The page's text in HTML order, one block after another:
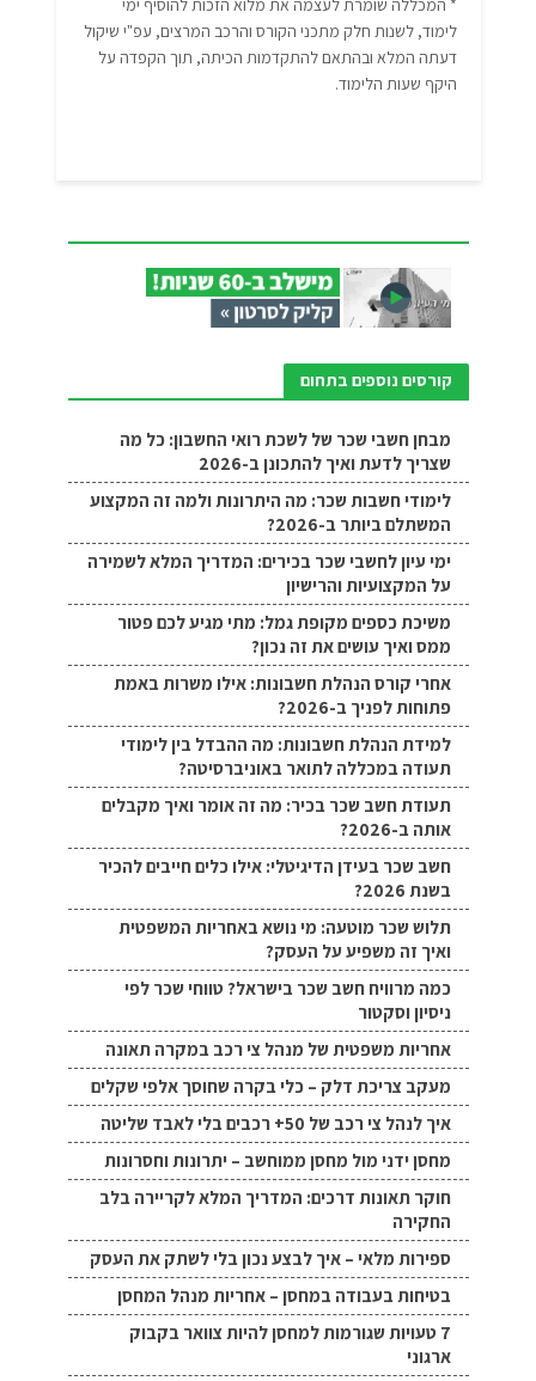
* המכללה שומרת לעצמה את מלוא הזכות להוסיף ימי
לימוד, לשנות חלק מתכני הקורס והרכב המרצים, עפ"י שיקול
דעתה המלא ובהתאם להתקדמות הכיתה, תוך הקפדה על
היקף שעות הלימוד.
קורסים נוספים בתחום
מבחן חשבי שכר של לשכת רואי החשבון: כל מה
שצריך לדעת ואיך להתכונן ב-2026
לימודי חשבות שכר: מה היתרונות ולמה זה המקצוע
המשתלם ביותר ב-2026?
ימי עיון לחשבי שכר בכירים: המדריך המלא לשמירה
על המקצועיות והרישיון
משיכת כספים מקופת גמל: מתי מגיע לכם פטור
ממס ואיך עושים את זה נכון?
אחרי קורס הנהלת חשבונות: אילו משרות באמת
פתוחות לפניך ב-2026?
למידת הנהלת חשבונות: מה ההבדל בין לימודי
תעודה במכללה לתואר באוניברסיטה?
תעודת חשב שכר בכיר: מה זה אומר ואיך מקבלים
אותה ב-2026?
חשב שכר בעידן הדיגיטלי: אילו כלים חייבים להכיר
בשנת 2026?
תלוש שכר מוטעה: מי נושא באחריות המשפטית
ואיך זה משפיע על העסק?
כמה מרוויח חשב שכר בישראל? טווחי שכר לפי
ניסיון וסקטור
אחריות משפטית של מנהל צי רכב במקרה תאונה
מעקב צריכת דלק – כלי בקרה שחוסך אלפי שקלים
איך לנהל צי רכב של 50+ רכבים בלי לאבד שליטה
מחסן ידני מול מחסן ממוחשב – יתרונות וחסרונות
חוקר תאונות דרכים: המדריך המלא לקריירה בלב
החקירה
ספירות מלאי – איך לבצע נכון בלי לשתק את העסק
בטיחות בעבודה במחסן – אחריות מנהל המחסן
7 טעויות שגורמות למחסן להיות צוואר בקבוק
ארגוני